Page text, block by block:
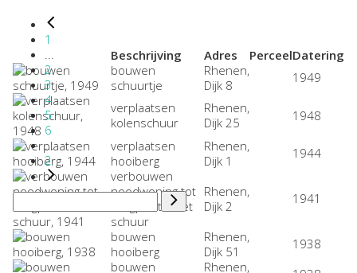
1
2
3
4
5
6
...
2
Beschrijving Adres PerceelDatering
bouwen
schuurtje
Rhenen,
Dijk 8
1949
verplaatsen
kolenschuur
Rhenen,
Dijk 25
1948
verplaatsen
hooiberg
Rhenen,
Dijk 1
1944
verbouwen
noodwoning tot
bergplaats met
schuur
Rhenen,
Dijk 2
1941
bouwen
hooiberg
Rhenen,
Dijk 51
1938
bouwen
Rhenen,